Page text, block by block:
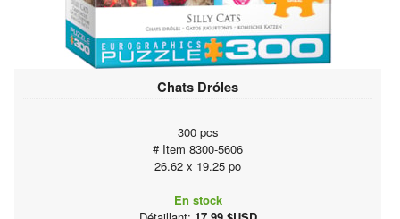
Chats Dróles
300 pcs
# Item 8300-5606
26.62 x 19.25 po
En stock